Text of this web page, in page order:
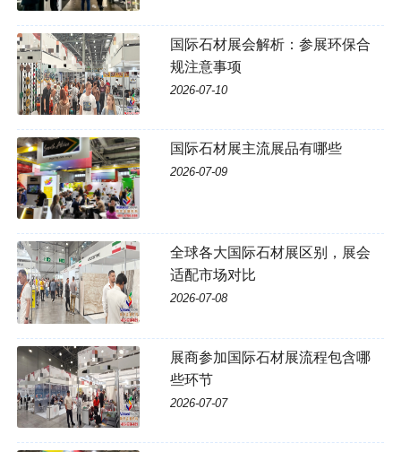
国际石材展会解析：参展环保合
规注意事项
2026-07-10
国际石材展主流展品有哪些
2026-07-09
全球各大国际石材展区别，展会
适配市场对比
2026-07-08
展商参加国际石材展流程包含哪
些环节
2026-07-07